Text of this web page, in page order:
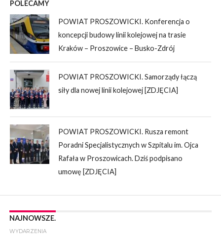
POLECAMY
POWIAT PROSZOWICKI. Konferencja o
koncepcji budowy linii kolejowej na trasie
Kraków – Proszowice – Busko-Zdrój
POWIAT PROSZOWICKI. Samorządy łączą
siły dla nowej linii kolejowej [ZDJĘCIA]
POWIAT PROSZOWICKI. Rusza remont
Poradni Specjalistycznych w Szpitalu im. Ojca
Rafała w Proszowicach. Dziś podpisano
umowę [ZDJĘCIA]
NAJNOWSZE.
WYDARZENIA